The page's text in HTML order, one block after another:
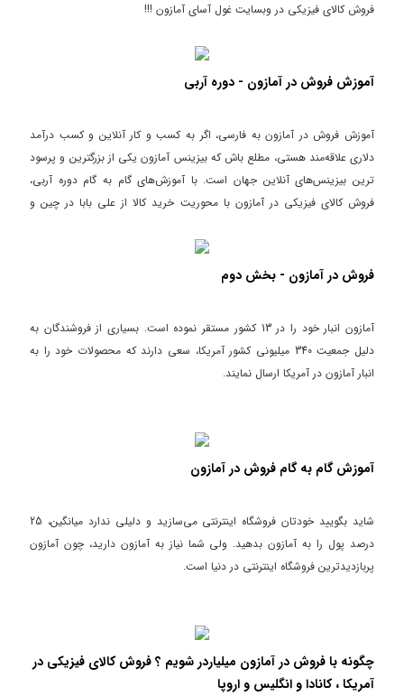
فروش کالای فیزیکی در وبسایت غول آسای آمازون !!!
آموزش فروش در آمازون - دوره آربی
آموزش فروش در آمازون به فارسی، اگر به کسب و کار آنلاین و کسب درآمد
دلاری علاقه‌مند هستی، مطلع باش که بیزینس آمازون یکی از بزرگترین و پرسود
ترین بیزینس‌های آنلاین جهان است. با آموزش‌های گام به گام دوره آربی،
فروش کالای فیزیکی در آمازون با محوریت خرید کالا از علی بابا در چین و
جامع و بروز فروش در آمازون را در اختیار داری. پس تصمیم قطعی را برای خرید
این دوره بگیر تا کسب درآمد دلاری در وبسایت آمازون را تجربه کنی.
فروش در آمازون - بخش دوم
آمازون انبار خود را در 13 کشور مستقر نموده است. بسیاری از فروشندگان به
دلیل جمعیت 340 میلیونی کشور آمریکا، سعی دارند که محصولات خود را به
انبار آمازون در آمریکا ارسال نمایند.
آموزش گام به گام فروش در آمازون
شاید بگویید خودتان فروشگاه اینترنتی می‌سازید و دلیلی ندارد میانگین، 25
درصد پول را به آمازون بدهید. ولی شما نیاز به آمازون دارید، چون آمازون
پربازدیدترین فروشگاه اینترنتی در دنیا است.
چگونه با فروش در آمازون میلیاردر شویم ؟ فروش کالای فیزیکی در
آمریکا ، کانادا و انگلیس و اروپا